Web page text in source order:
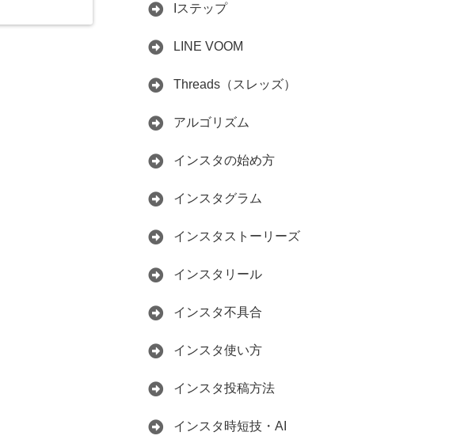
Iステップ
LINE VOOM
Threads（スレッズ）
アルゴリズム
インスタの始め方
インスタグラム
インスタストーリーズ
インスタリール
インスタ不具合
インスタ使い方
インスタ投稿方法
インスタ時短技・AI